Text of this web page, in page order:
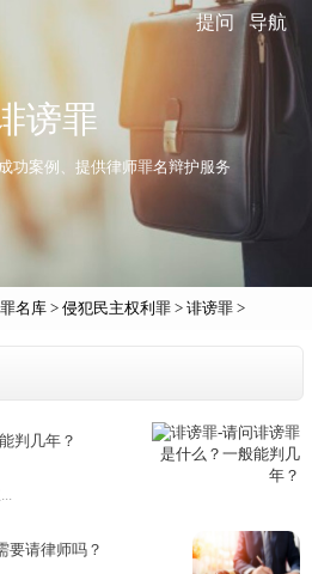
导航
提问
谤罪
功案例、提供律师罪名辩护服务
罪名库> 侵犯民主权利罪> 诽谤罪>
判几年？
要请律师吗？